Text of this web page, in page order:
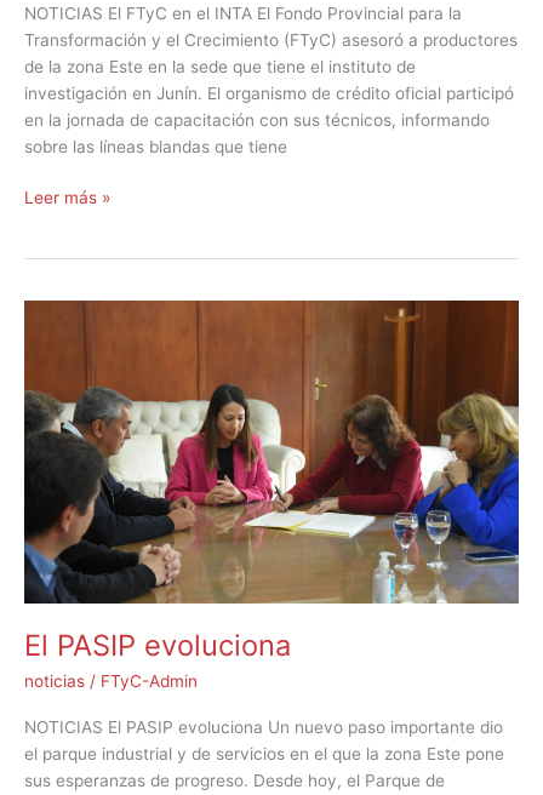
NOTICIAS El FTyC en el INTA El Fondo Provincial para la
Transformación y el Crecimiento (FTyC) asesoró a productores
de la zona Este en la sede que tiene el instituto de
investigación en Junín. El organismo de crédito oficial participó
en la jornada de capacitación con sus técnicos, informando
sobre las líneas blandas que tiene
Leer más »
El PASIP evoluciona
noticias / FTyC-Admin
NOTICIAS El PASIP evoluciona Un nuevo paso importante dio
el parque industrial y de servicios en el que la zona Este pone
sus esperanzas de progreso. Desde hoy, el Parque de